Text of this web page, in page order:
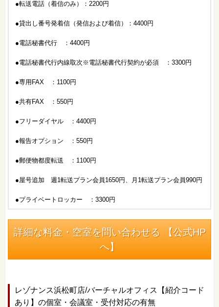
●転送電話（着信のみ）：2200円
●貸出し番号発着信（発信および着信）：4400円
●電話秘書代行 ：4400円
●電話秘書代行内線取次※電話秘書代行契約が必須 ：3300円
●専用FAX ：1100円
●共有FAX ：550円
●フリーダイヤル ：4400円
●報告オプション ：550円
●郵便物都度転送 ：1100円
●屋号追加 週1転送プラン会員1650円、月1転送プラン会員990円
●プライベートロッカー ：3300円
詳細な料金・空室を問い合わせる 【公式HP
へ】
レゾナンス浜松町店/バーチャルオフィス【紹介コード
あり】の個室・会議室・受付対応の有無